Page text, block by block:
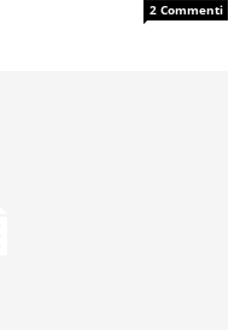
2 Commenti